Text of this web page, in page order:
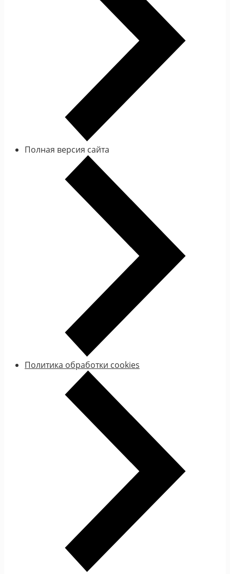
Полная версия сайта
Политика обработки cookies